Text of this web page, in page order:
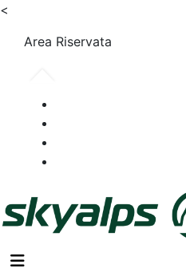
<
Area Riservata